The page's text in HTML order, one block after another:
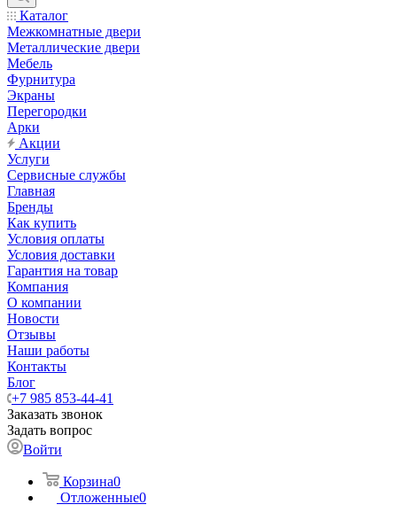
Каталог
Межкомнатные двери
Металлические двери
Мебель
Фурнитура
Экраны
Перегородки
Арки
Акции
Услуги
Сервисные службы
Главная
Бренды
Как купить
Условия оплаты
Условия доставки
Гарантия на товар
Компания
О компании
Новости
Отзывы
Наши работы
Контакты
Блог
+7 985 853-44-41
Заказать звонок
Задать вопрос
Войти
Корзина0
Отложенные0